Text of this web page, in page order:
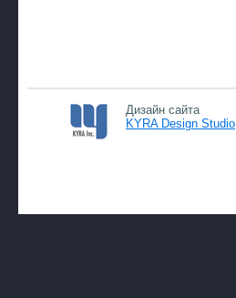
Дизайн сайта
KYRA Design Studio